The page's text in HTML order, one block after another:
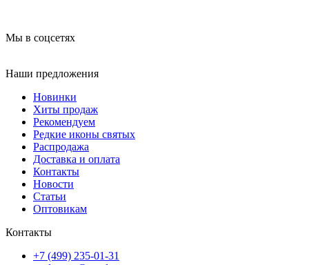
Мы в соцсетях
Наши предложения
Новинки
Хиты продаж
Рекомендуем
Редкие иконы святых
Распродажа
Доставка и оплата
Контакты
Новости
Статьи
Оптовикам
Контакты
+7 (499) 235-01-31